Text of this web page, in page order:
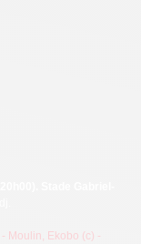
Moulin, Ekobo (c) -